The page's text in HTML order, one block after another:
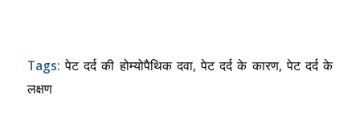
Tags: पेट दर्द की होम्योपैथिक दवा,पेट दर्द के कारण,पेट दर्द के
लक्षण